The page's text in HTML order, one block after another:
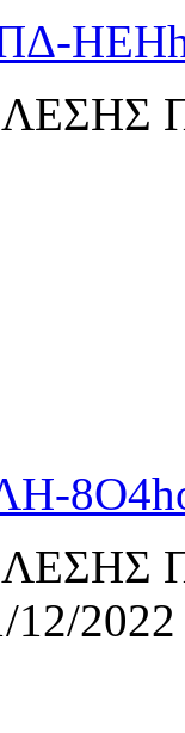
ΗΕΗ
8Ο4
2022